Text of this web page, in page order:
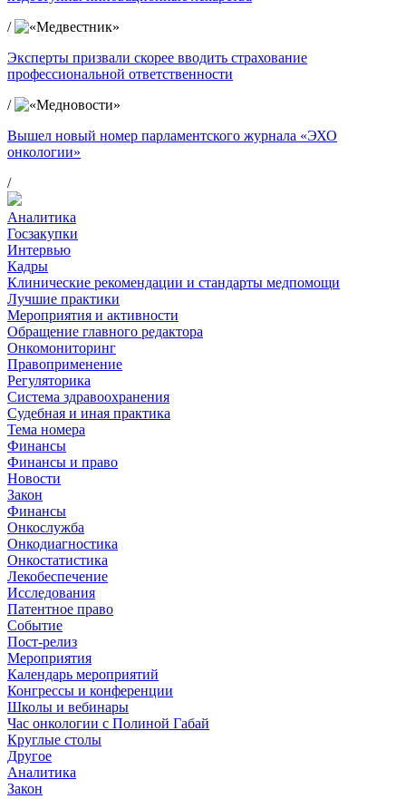
/
Эксперты призвали скорее вводить страхование
профессиональной ответственности
/
Вышел новый номер парламентского журнала «ЭХО
онкологии»
/
Аналитика
Госзакупки
Интервью
Кадры
Клинические рекомендации и стандарты медпомощи
Лучшие практики
Мероприятия и активности
Обращение главного редактора
Онкомониторинг
Правоприменение
Регуляторика
Система здравоохранения
Судебная и иная практика
Тема номера
Финансы
Финансы и право
Новости
Закон
Финансы
Онкослужба
Онкодиагностика
Онкостатистика
Лекобеспечение
Исследования
Патентное право
Событие
Пост-релиз
Мероприятия
Календарь мероприятий
Конгрессы и конференции
Школы и вебинары
Час онкологии с Полиной Габай
Круглые столы
Другое
Аналитика
Закон